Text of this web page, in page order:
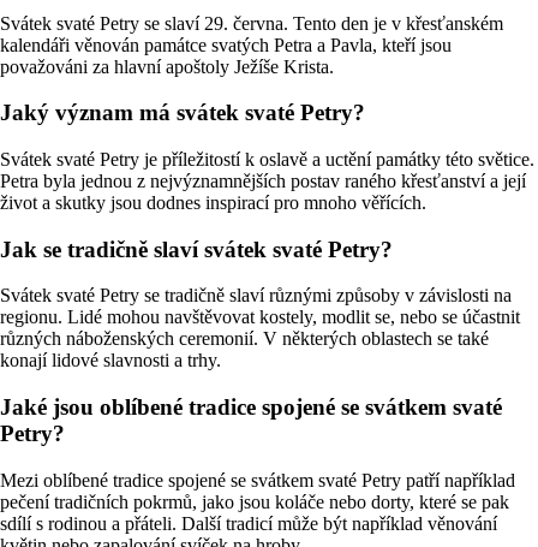
Svátek svaté Petry se slaví 29. června. Tento den je v křesťanském
kalendáři věnován památce svatých Petra a Pavla, kteří jsou
považováni za hlavní apoštoly Ježíše Krista.
Jaký význam má svátek svaté Petry?
Svátek svaté Petry je příležitostí k oslavě a uctění památky této světice.
Petra byla jednou z nejvýznamnějších postav raného křesťanství a její
život a skutky jsou dodnes inspirací pro mnoho věřících.
Jak se tradičně slaví svátek svaté Petry?
Svátek svaté Petry se tradičně slaví různými způsoby v závislosti na
regionu. Lidé mohou navštěvovat kostely, modlit se, nebo se účastnit
různých náboženských ceremonií. V některých oblastech se také
konají lidové slavnosti a trhy.
Jaké jsou oblíbené tradice spojené se svátkem svaté
Petry?
Mezi oblíbené tradice spojené se svátkem svaté Petry patří například
pečení tradičních pokrmů, jako jsou koláče nebo dorty, které se pak
sdílí s rodinou a přáteli. Další tradicí může být například věnování